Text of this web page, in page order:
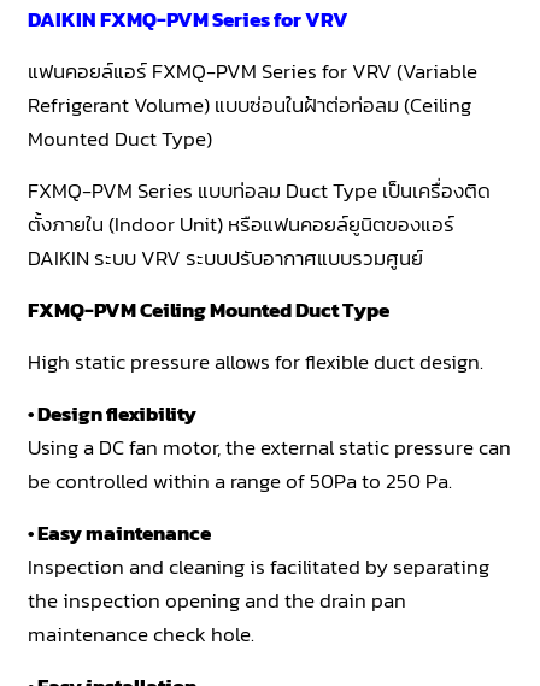
DAIKIN FXMQ-PVM Series for VRV
แฟนคอยล์แอร์ FXMQ-PVM Series for VRV (Variable
Refrigerant Volume) แบบซ่อนในฝ้าต่อท่อลม (Ceiling
Mounted Duct Type)
FXMQ-PVM Series แบบท่อลม Duct Type เป็นเครื่องติด
ตั้งภายใน (Indoor Unit) หรือแฟนคอยล์ยูนิตของแอร์
DAIKIN ระบบ VRV ระบบปรับอากาศแบบรวมศูนย์
FXMQ-PVM Ceiling Mounted Duct Type
High static pressure allows for flexible duct design.
• Design flexibility
Using a DC fan motor, the external static pressure can
be controlled within a range of 50Pa to 250 Pa.
• Easy maintenance
Inspection and cleaning is facilitated by separating
the inspection opening and the drain pan
maintenance check hole.